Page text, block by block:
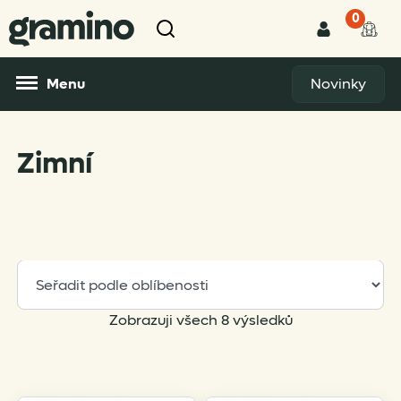
0
Menu Novinky
Zimní
Zobrazuji všech 8 výsledkůSorted